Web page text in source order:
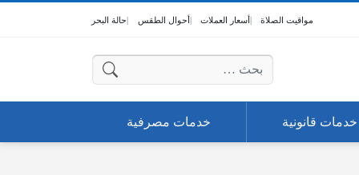
مواقيت الصلاة أسعار العملات أحوال الطقس حالة البحر
البحث عن:
خدمات قانونية خدمات مصرفية